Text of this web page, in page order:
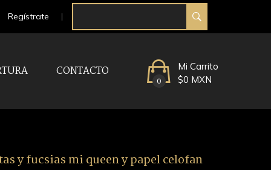
Regístrate
CONTACTO
0
Mi Carrito
$0 MXN
y fucsias mi queen y papel celofan